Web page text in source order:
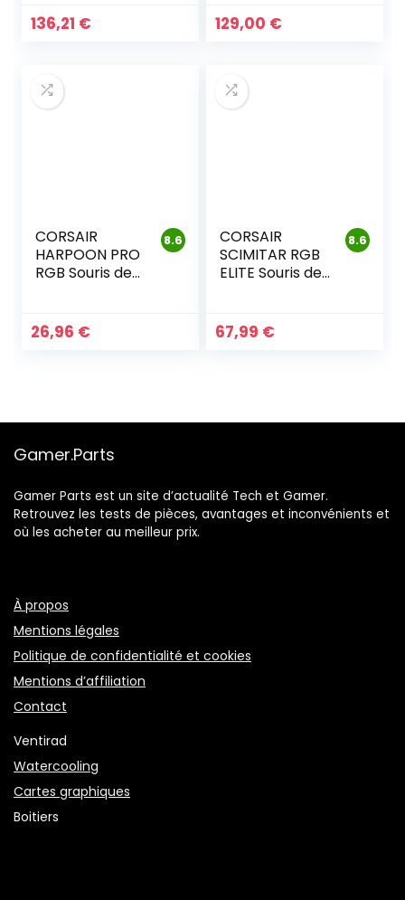
136,21 € 129,00 €
8.6
CORSAIR
HARPOON PRO
RGB Souris de
26,96 €
8.6
CORSAIR
SCIMITAR RGB
ELITE Souris de
67,99 €
Gamer.Parts
Gamer Parts est un site d’actualité Tech et Gamer.
Retrouvez les tests de pièces, avantages et inconvénients et
où les acheter au meilleur prix.
À propos
Mentions légales
Politique de confidentialité et cookies
Mentions d’affiliation
Contact
Ventirad
Watercooling
Cartes graphiques
Boitiers